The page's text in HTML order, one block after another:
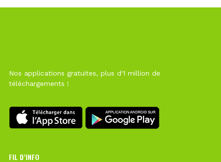
Nos applications gratuites, plus d'1 million de
téléchargements !
FIL D’INFO